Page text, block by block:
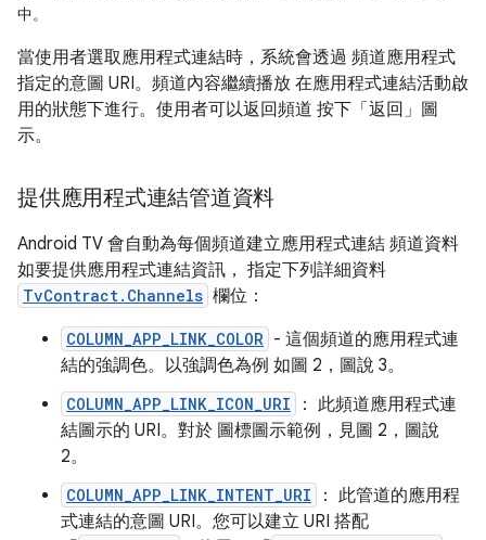
中。
當使用者選取應用程式連結時，系統會透過 頻道應用程式
指定的意圖 URI。頻道內容繼續播放 在應用程式連結活動啟
用的狀態下進行。使用者可以返回頻道 按下「返回」圖
示。
提供應用程式連結管道資料
Android TV 會自動為每個頻道建立應用程式連結 頻道資料
如要提供應用程式連結資訊， 指定下列詳細資料
TvContract.Channels 欄位：
COLUMN_APP_LINK_COLOR - 這個頻道的應用程式連
結的強調色。以強調色為例 如圖 2，圖說 3。
COLUMN_APP_LINK_ICON_URI
： 此頻道應用程式連
結圖示的 URI。對於 圖標圖示範例，見圖 2，圖說
2。
COLUMN_APP_LINK_INTENT_URI
： 此管道的應用程
式連結的意圖 URI。您可以建立 URI 搭配